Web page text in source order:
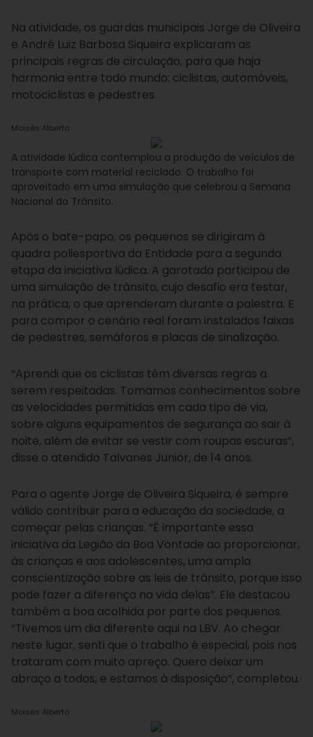
Na atividade, os guardas municipais Jorge de Oliveira
e André Luiz Barbosa Siqueira explicaram as
principais regras de circulação, para que haja
harmonia entre todo mundo: ciclistas, automóveis,
motociclistas e pedestres.
Moisés Alberto
A atividade lúdica contemplou a produção de veículos de
transporte com material reciclado. O trabalho foi
aproveitado em uma simulação que celebrou a Semana
Nacional do Trânsito.
Após o bate-papo, os pequenos se dirigiram à
quadra poliesportiva da Entidade para a segunda
etapa da iniciativa lúdica. A garotada participou de
uma simulação de trânsito, cujo desafio era testar,
na prática, o que aprenderam durante a palestra. E
para compor o cenário real foram instalados faixas
de pedestres, semáforos e placas de sinalização.
“Aprendi que os ciclistas têm diversas regras a
serem respeitadas. Tomamos conhecimentos sobre
as velocidades permitidas em cada tipo de via,
sobre alguns equipamentos de segurança ao sair à
noite, além de evitar se vestir com roupas escuras”,
disse o atendido Talvanes Junior, de 14 anos.
Para o agente Jorge de Oliveira Siqueira, é sempre
válido contribuir para a educação da sociedade, a
começar pelas crianças. “É importante essa
iniciativa da Legião da Boa Vontade ao proporcionar,
às crianças e aos adolescentes, uma ampla
conscientização sobre as leis de trânsito, porque isso
pode fazer a diferença na vida delas”. Ele destacou
também a boa acolhida por parte dos pequenos.
“Tivemos um dia diferente aqui na LBV. Ao chegar
neste lugar, senti que o trabalho é especial, pois nos
trataram com muito apreço. Quero deixar um
abraço a todos, e estamos à disposição”, completou.
Moisés Alberto